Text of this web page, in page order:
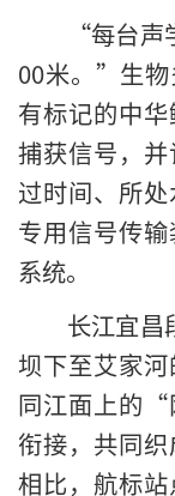
“每台
00米。”生物
有标记的中
捕获信号，
过时间、所
专用信号传
系统。
长江宜昌
坝下至艾家
同江面上的“
衔接，共同
相比，航标